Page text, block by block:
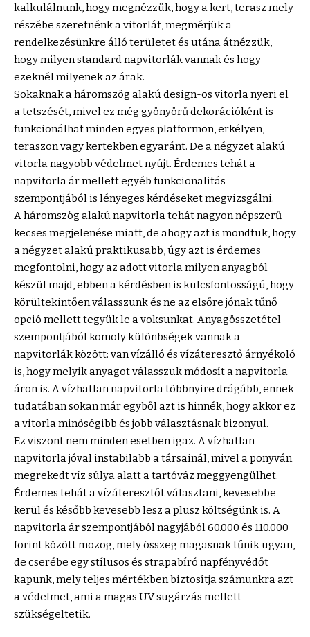
kalkulálnunk, hogy megnézzük, hogy a kert, terasz mely
részébe szeretnénk a vitorlát, megmérjük a
rendelkezésünkre álló területet és utána átnézzük,
hogy milyen standard napvitorlák vannak és hogy
ezeknél milyenek az árak.
Sokaknak a háromszög alakú design-os vitorla nyeri el
a tetszését, mivel ez még gyönyörű dekorációként is
funkcionálhat minden egyes platformon, erkélyen,
teraszon vagy kertekben egyaránt. De a négyzet alakú
vitorla nagyobb védelmet nyújt. Érdemes tehát a
napvitorla ár mellett egyéb funkcionalitás
szempontjából is lényeges kérdéseket megvizsgálni.
A háromszög alakú napvitorla tehát nagyon népszerű
kecses megjelenése miatt, de ahogy azt is mondtuk, hogy
a négyzet alakú praktikusabb, úgy azt is érdemes
megfontolni, hogy az adott vitorla milyen anyagból
készül majd, ebben a kérdésben is kulcsfontosságú, hogy
körültekintően válasszunk és ne az elsőre jónak tűnő
opció mellett tegyük le a voksunkat. Anyagösszetétel
szempontjából komoly különbségek vannak a
napvitorlák között: van vízálló és vízáteresztő árnyékoló
is, hogy melyik anyagot válasszuk módosít a napvitorla
áron is. A vízhatlan napvitorla többnyire drágább, ennek
tudatában sokan már egyből azt is hinnék, hogy akkor ez
a vitorla minőségibb és jobb választásnak bizonyul.
Ez viszont nem minden esetben igaz. A vízhatlan
napvitorla jóval instabilabb a társainál, mivel a ponyván
megrekedt víz súlya alatt a tartóváz meggyengülhet.
Érdemes tehát a vízáteresztőt választani, kevesebbe
kerül és később kevesebb lesz a plusz költségünk is. A
napvitorla árszempontjából nagyjából 60.000 és 110.000
forint között mozog, mely összeg magasnak tűnik ugyan,
de cserébe egy stílusos és strapabíró napfényvédőt
kapunk, mely teljes mértékben biztosítja számunkra azt
a védelmet, ami a magas UV sugárzás mellett
szükségeltetik.